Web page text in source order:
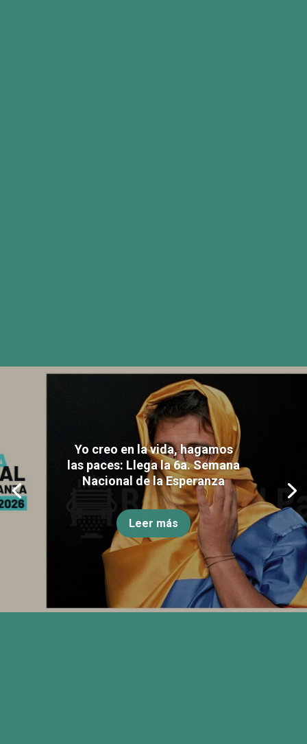
Yo creo en la vida, hagamos
las paces: Llega la 6a. Semana
Nacional de la Esperanza
Leer más